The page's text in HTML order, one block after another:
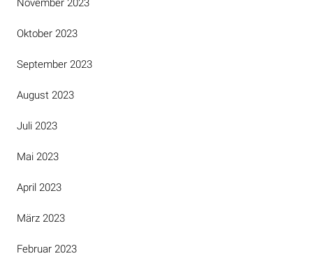
Oktober 2023
September 2023
August 2023
Juli 2023
Mai 2023
April 2023
März 2023
Februar 2023